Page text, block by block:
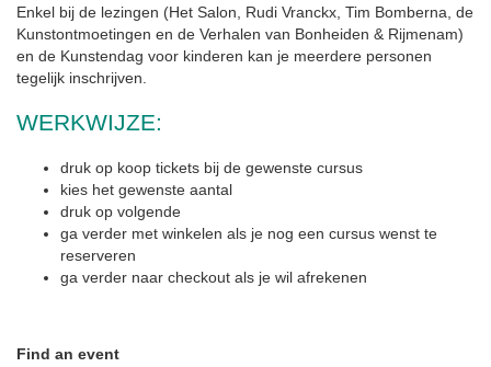
Enkel bij de lezingen (Het Salon, Rudi Vranckx, Tim Bomberna, de
Kunstontmoetingen en de Verhalen van Bonheiden & Rijmenam)
en de Kunstendag voor kinderen kan je meerdere personen
tegelijk inschrijven.
WERKWIJZE:
druk op koop tickets bij de gewenste cursus
kies het gewenste aantal
druk op volgende
ga verder met winkelen als je nog een cursus wenst te
reserveren
ga verder naar checkout als je wil afrekenen
Find an event